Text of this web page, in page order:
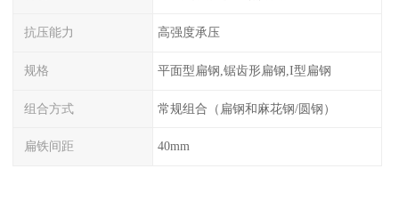
抗压能力 高强度承压
规格 平面型扁钢,锯齿形扁钢,I型扁钢
组合方式 常规组合（扁钢和麻花钢/圆钢）
扁铁间距 40mm